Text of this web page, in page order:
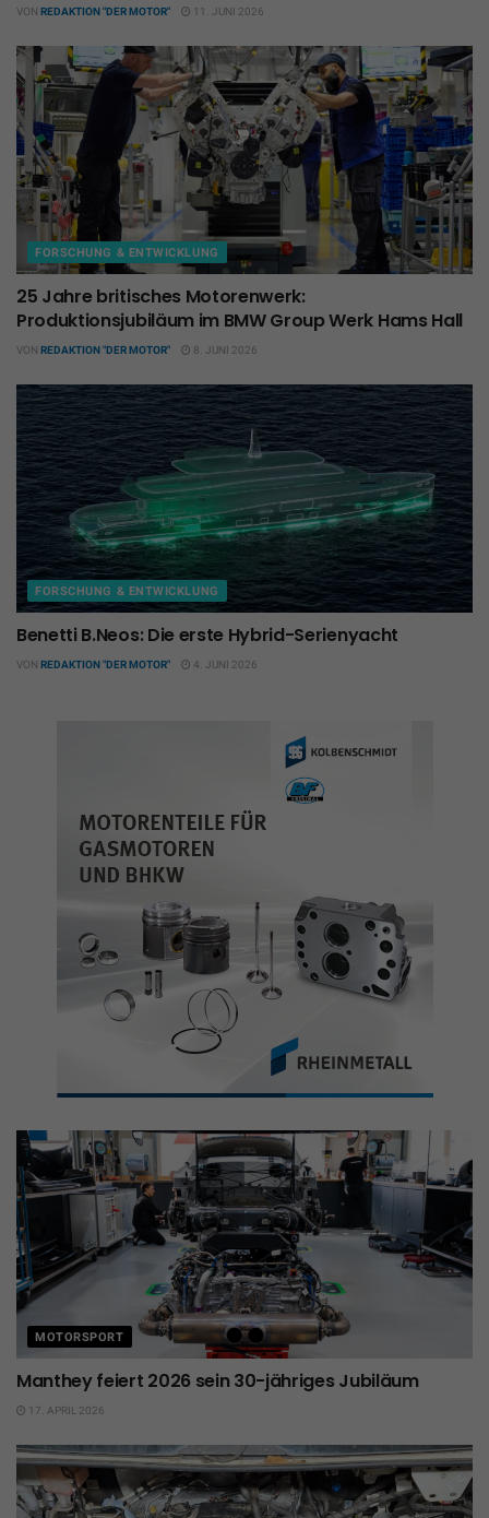
VON REDAKTION "DER MOTOR" 11. JUNI 2026
FORSCHUNG & ENTWICKLUNG
25 Jahre britisches Motorenwerk:
Produktionsjubiläum im BMW Group Werk Hams Hall
VON REDAKTION "DER MOTOR" 8. JUNI 2026
FORSCHUNG & ENTWICKLUNG
Benetti B.Neos: Die erste Hybrid-Serienyacht
VON REDAKTION "DER MOTOR" 4. JUNI 2026
MOTORSPORT
Manthey feiert 2026 sein 30-jähriges Jubiläum
17. APRIL 2026